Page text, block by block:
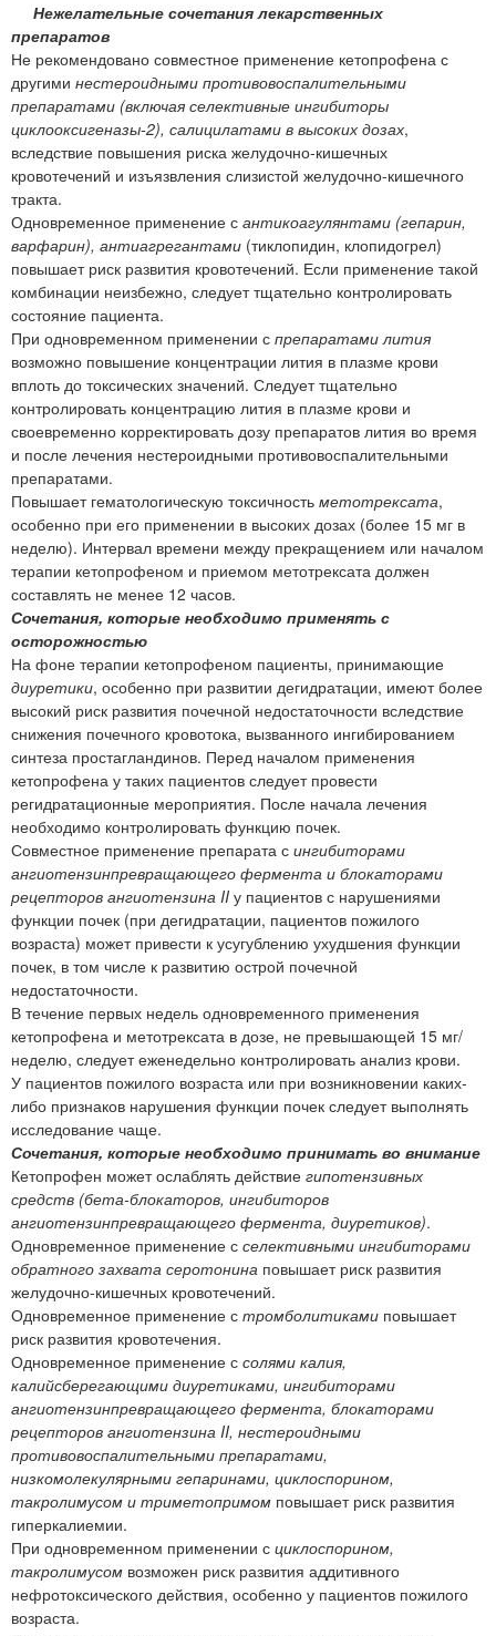
Нежелательные сочетания лекарственных
препаратов
Не рекомендовано совместное применение кетопрофена с
другими нестероидными противовоспалительными
препаратами (включая селективные ингибиторы
циклооксигеназы-2), салицилатами в высоких дозах,
вследствие повышения риска желудочно-кишечных
кровотечений и изъязвления слизистой желудочно-кишечного
тракта.
Одновременное применение с антикоагулянтами (гепарин,
варфарин), антиагрегантами (тиклопидин, клопидогрел)
повышает риск развития кровотечений. Если применение такой
комбинации неизбежно, следует тщательно контролировать
состояние пациента.
При одновременном применении с препаратами лития
возможно повышение концентрации лития в плазме крови
вплоть до токсических значений. Следует тщательно
контролировать концентрацию лития в плазме крови и
своевременно корректировать дозу препаратов лития во время
и после лечения нестероидными противовоспалительными
препаратами.
Повышает гематологическую токсичность метотрексата,
особенно при его применении в высоких дозах (более 15 мг в
неделю). Интервал времени между прекращением или началом
терапии кетопрофеном и приемом метотрексата должен
составлять не менее 12 часов.
Сочетания, которые необходимо применять с
осторожностью
На фоне терапии кетопрофеном пациенты, принимающие
диуретики, особенно при развитии дегидратации, имеют более
высокий риск развития почечной недостаточности вследствие
снижения почечного кровотока, вызванного ингибированием
синтеза простагландинов. Перед началом применения
кетопрофена у таких пациентов следует провести
регидратационные мероприятия. После начала лечения
необходимо контролировать функцию почек.
Совместное применение препарата с ингибиторами
ангиотензинпревращающего фермента и блокаторами
рецепторов ангиотензина II у пациентов с нарушениями
функции почек (при дегидратации, пациентов пожилого
возраста) может привести к усугублению ухудшения функции
почек, в том числе к развитию острой почечной
недостаточности.
В течение первых недель одновременного применения
кетопрофена и метотрексата в дозе, не превышающей 15 мг/
неделю, следует еженедельно контролировать анализ крови.
У пациентов пожилого возраста или при возникновении каких-
либо признаков нарушения функции почек следует выполнять
исследование чаще.
Сочетания, которые необходимо принимать во внимание
Кетопрофен может ослаблять действие гипотензивных
средств (бета-блокаторов, ингибиторов
ангиотензинпревращающего фермента, диуретиков).
Одновременное применение с селективными ингибиторами
обратного захвата серотонина повышает риск развития
желудочно-кишечных кровотечений.
Одновременное применение с тромболитиками повышает
риск развития кровотечения.
Одновременное применение с солями калия,
калийсберегающими диуретиками, ингибиторами
ангиотензинпревращающего фермента, блокаторами
рецепторов ангиотензина II, нестероидными
противовоспалительными препаратами,
низкомолекулярными гепаринами, циклоспорином,
такролимусом и триметопримом повышает риск развития
гиперкалиемии.
При одновременном применении с циклоспорином,
такролимусом возможен риск развития аддитивного
нефротоксического действия, особенно у пациентов пожилого
возраста.